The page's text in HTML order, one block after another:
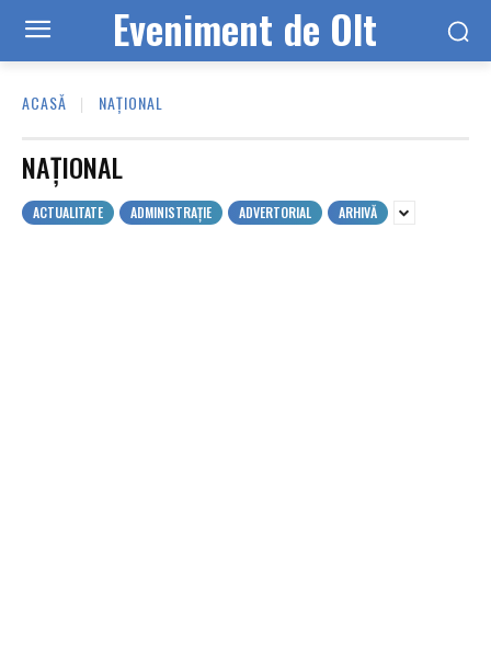
Eveniment de Olt
ACASĂ NAȚIONAL
NAȚIONAL
ACTUALITATE ADMINISTRAȚIE ADVERTORIAL ARHIVĂ